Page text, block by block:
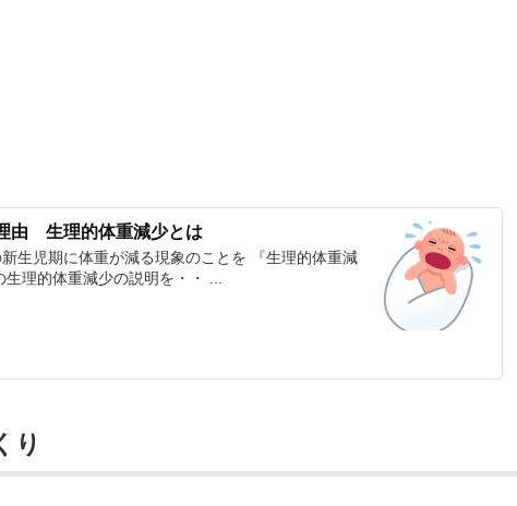
由 生理的体重減少とは
生児期に体重が減る現象のことを 『生理的体重減
理的体重減少の説明を・・ ...
り